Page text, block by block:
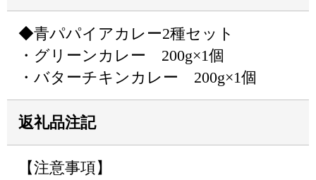
◆青パパイアカレー2種セット
・グリーンカレー 200g×1個
・バターチキンカレー 200g×1個
返礼品注記
【注意事項】